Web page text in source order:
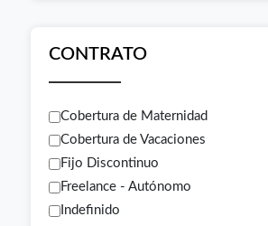
CONTRATO
Cobertura de Maternidad
Cobertura de Vacaciones
Fijo Discontinuo
Freelance - Autónomo
Indefinido